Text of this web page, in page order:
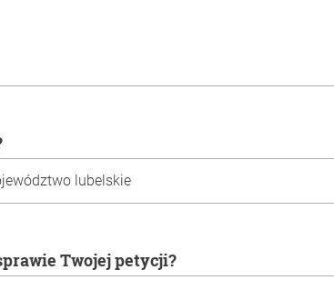
Twojej petycji?